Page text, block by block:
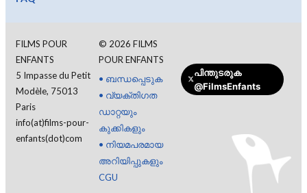
FILMS POUR
ENFANTS
5 Impasse du Petit
Modèle, 75013
Paris
info(at)films-pour-
enfants(dot)com
© 2026 FILMS
POUR ENFANTS
• ബന്ധപ്പെടുക
• വ്യക്തിഗത
ഡാറ്റയും
കുക്കികളും
• നിയമപരമായ
അറിയിപ്പുകളും
CGU
പിന്തുടരുക
@FilmsEnfants